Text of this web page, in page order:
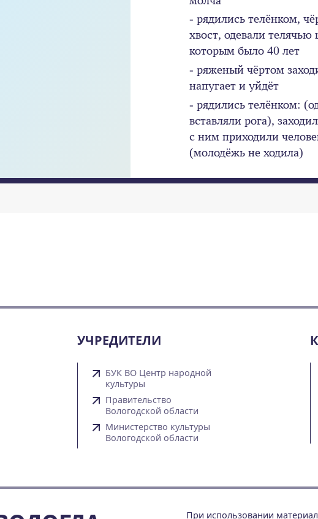
- рядились телёнком,
хвост, одевали
которым было 40 лет
- ряженый чёртом
напугает и уйдёт
- рядились телёнком:
вставляли рога),
с ним приходили
(молодёжь не ходила)
УЧРЕДИТЕЛИ
БУК ВО Центр народной
культуры
Правительство
Вологодской области
Министерство культуры
Вологодской области
При использовании